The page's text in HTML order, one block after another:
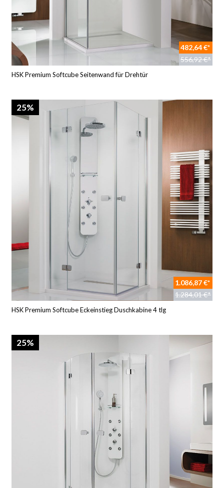
482,64 €*
556,92 €*
HSK Premium Softcube Seitenwand für Drehtür
25%
1.086,87 €*
1.284,01 €*
HSK Premium Softcube Eckeinstieg Duschkabine 4 tlg
25%